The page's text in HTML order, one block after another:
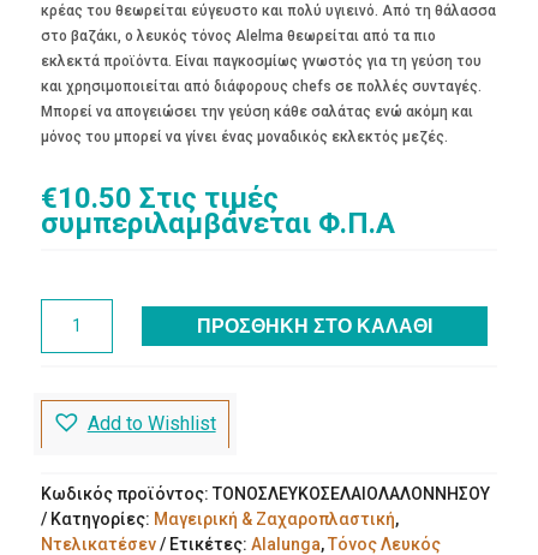
κρέας του θεωρείται εύγευστο και πολύ υγιεινό. Από τη θάλασσα
στο βαζάκι, ο λευκός τόνος Alelma θεωρείται από τα πιο
εκλεκτά προϊόντα. Είναι παγκοσμίως γνωστός για τη γεύση του
και χρησιμοποιείται από διάφορους chefs σε πολλές συνταγές.
Μπορεί να απογειώσει την γεύση κάθε σαλάτας ενώ ακόμη και
μόνος του μπορεί να γίνει ένας μοναδικός εκλεκτός μεζές.
€10.50 Στις τιμές
συμπεριλαμβάνεται Φ.Π.Α
Λευκός
Ελαιόλαδο
212g
ποσότητα
ΠΡΟΣΘΉΚΗ ΣΤΟ ΚΑΛΆΘΙ
Add to Wishlist
Κωδικός προϊόντος: ΤΟΝΟΣΛΕΥΚΟΣΕΛΑΙΟΛΑΛΟΝΝΗΣΟΥ
Κατηγορίες: Μαγειρική & Ζαχαροπλαστική,
Ντελικατέσεν
Ετικέτες: Alalunga,Τόνος Λευκός